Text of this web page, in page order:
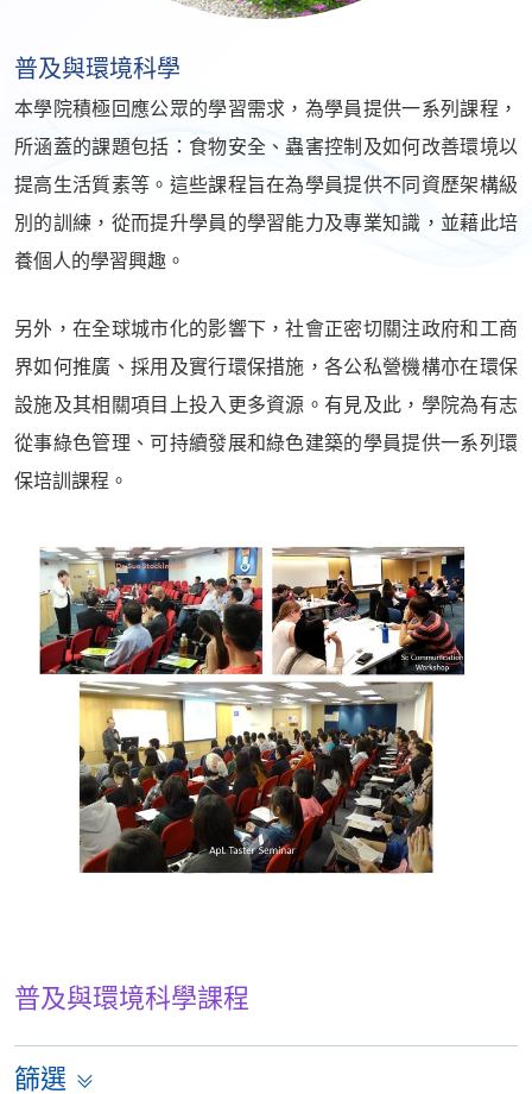
普及與環境科學
本學院積極回應公眾的學習需求，為學員提供一系列課程，
所涵蓋的課題包括：食物安全、蟲害控制及如何改善環境以
提高生活質素等。這些課程旨在為學員提供不同資歷架構級
別的訓練，從而提升學員的學習能力及專業知識，並藉此培
養個人的學習興趣。
另外，在全球城市化的影響下，社會正密切關注政府和工商
界如何推廣、採用及實行環保措施，各公私營機構亦在環保
設施及其相關項目上投入更多資源。有見及此，學院為有志
從事綠色管理、可持續發展和綠色建築的學員提供一系列環
保培訓課程。
普及與環境科學課程
篩選